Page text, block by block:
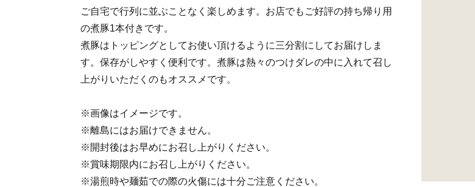
ご自宅で行列に並ぶことなく楽しめます。お店でもご好評の持ち帰り用
の煮豚1本付きです。
煮豚はトッピングとしてお使い頂けるように三分割にしてお届けしま
す。保存がしやすく便利です。煮豚は熱々のつけダレの中に入れて召し
上がりいただくのもオススメです。
※画像はイメージです。
※離島にはお届けできません。
※開封後はお早めにお召し上がりください。
※賞味期限内にお召し上がりください。
※湯煎時や麺茹での際の火傷には十分ご注意ください。